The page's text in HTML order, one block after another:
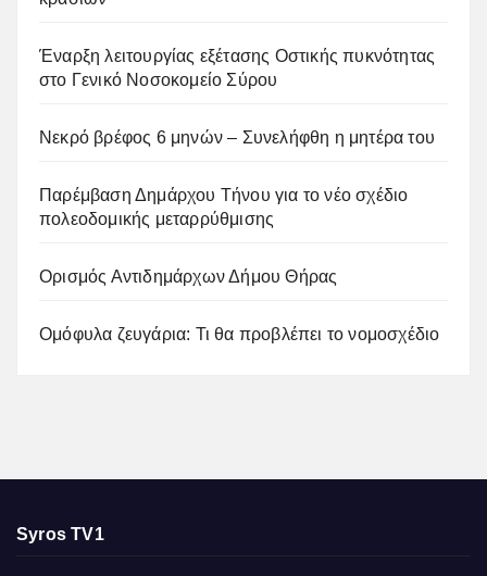
Έναρξη λειτουργίας εξέτασης Οστικής πυκνότητας
στο Γενικό Νοσοκομείο Σύρου
Νεκρό βρέφος 6 μηνών – Συνελήφθη η μητέρα του
Παρέμβαση Δημάρχου Τήνου για το νέο σχέδιο
πολεοδομικής μεταρρύθμισης
Ορισμός Αντιδημάρχων Δήμου Θήρας
Ομόφυλα ζευγάρια: Τι θα προβλέπει το νομοσχέδιο
Syros TV1